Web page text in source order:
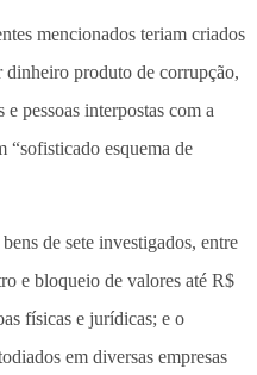
mencionados teriam criados
dinheiro produto de corrupção,
pessoas interpostas com a
esquema de
de sete investigados, entre
e bloqueio de valores até R$
físicas e jurídicas; e o
em diversas empresas